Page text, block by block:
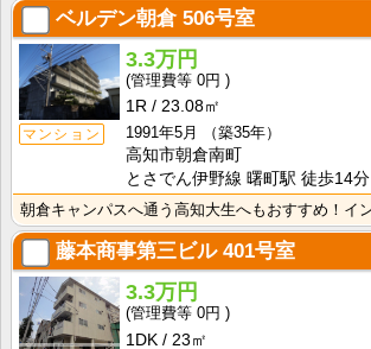
ベルデン朝倉506号室
マンション
3.3万円
0円
1R
23.08㎡
1991年5月
（築35年）
高知市朝倉南町
とさでん伊野線 曙町駅 徒歩14分
藤本商事第三ビル401号室
3.3万円
0円
1DK
23㎡